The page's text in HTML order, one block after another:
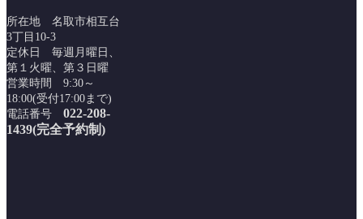
所在地 名取市相互台
3丁目10-3
定休日 毎週月曜日、
第１火曜、第３日曜
営業時間 9:30～
18:00(受付17:00まで)
電話番号 022-208-
1439(完全予約制)